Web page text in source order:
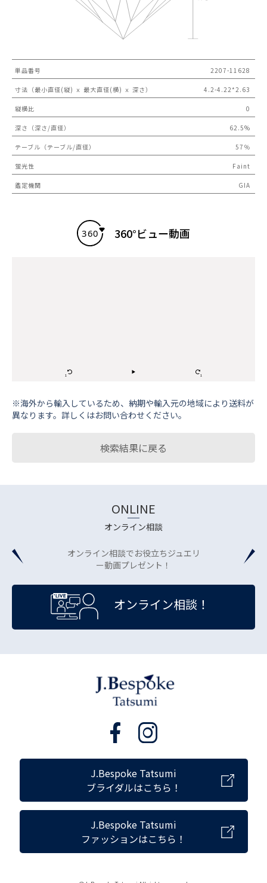
単品番号 2207-11628
寸法（最小直径(縦) ｘ 最大直径(横) ｘ 深さ） 4.2-4.22*2.63
縦横比 0
深さ（深さ/直径） 62.5%
テーブル（テーブル/直径） 57％
蛍光性 Faint
鑑定機関 GIA
360°ビュー動画
※海外から輸⼊しているため、納期や輸⼊元の地域により送料が
異なります。詳しくはお問い合わせください。
検索結果に戻る
ONLINE
オンライン相談
オンライン相談でお役立ちジュエリ
ー動画プレゼント！
オンライン相談！
J.Bespoke Tatsumi
ブライダルはこちら！
J.Bespoke Tatsumi
ファッションはこちら！